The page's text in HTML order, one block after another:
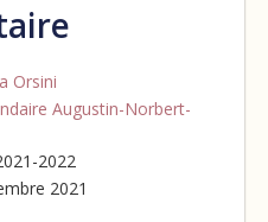
Orsini
Augustin-Norbert-
2022
2021